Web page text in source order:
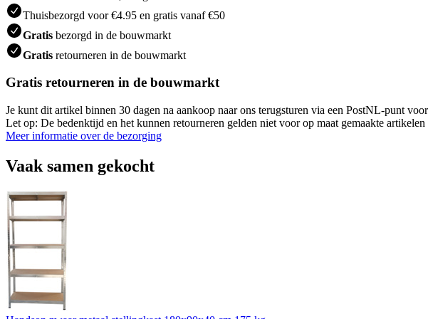
Thuisbezorgd voor €4.95 en gratis vanaf €50
Gratis bezorgd in de bouwmarkt
Gratis retourneren in de bouwmarkt
Gratis retourneren in de bouwmarkt
Je kunt dit artikel binnen 30 dagen na aankoop naar ons terugsturen via een PostNL-punt
Let op: De bedenktijd en het kunnen retourneren gelden niet voor op maat gemaakte
Meer informatie over de bezorging
Vaak samen gekocht